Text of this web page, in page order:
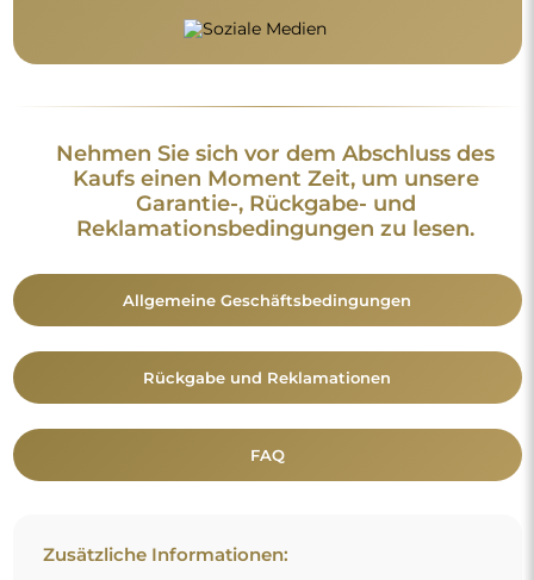
Nehmen Sie sich vor dem Abschluss des
Kaufs einen Moment Zeit, um unsere
Garantie-, Rückgabe- und
Reklamationsbedingungen zu lesen.
Allgemeine Geschäftsbedingungen
Rückgabe und Reklamationen
FAQ
Zusätzliche Informationen: